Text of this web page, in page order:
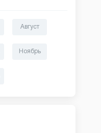
Август
Ноябрь